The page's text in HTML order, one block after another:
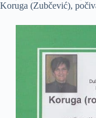
Koruga (Zubčević),